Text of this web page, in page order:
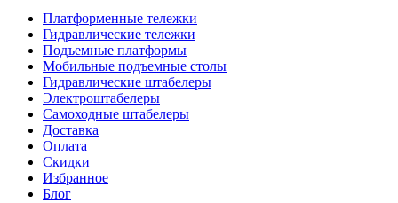
Платформенные тележки
Гидравлические тележки
Подъемные платформы
Мобильные подъемные столы
Гидравлические штабелеры
Электроштабелеры
Самоходные штабелеры
Доставка
Оплата
Скидки
Избранное
Блог